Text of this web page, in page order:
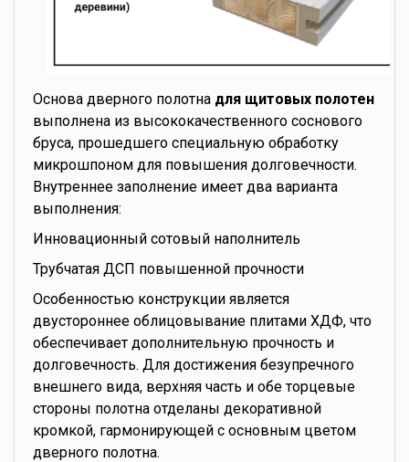
Основа дверного полотна для щитовых полотен
выполнена из высококачественного соснового
бруса, прошедшего специальную обработку
микрошпоном для повышения долговечности.
Внутреннее заполнение имеет два варианта
выполнения:
Инновационный сотовый наполнитель
Трубчатая ДСП повышенной прочности
Особенностью конструкции является
двустороннее облицовывание плитами ХДФ, что
обеспечивает дополнительную прочность и
долговечность. Для достижения безупречного
внешнего вида, верхняя часть и обе торцевые
стороны полотна отделаны декоративной
кромкой, гармонирующей с основным цветом
дверного полотна.